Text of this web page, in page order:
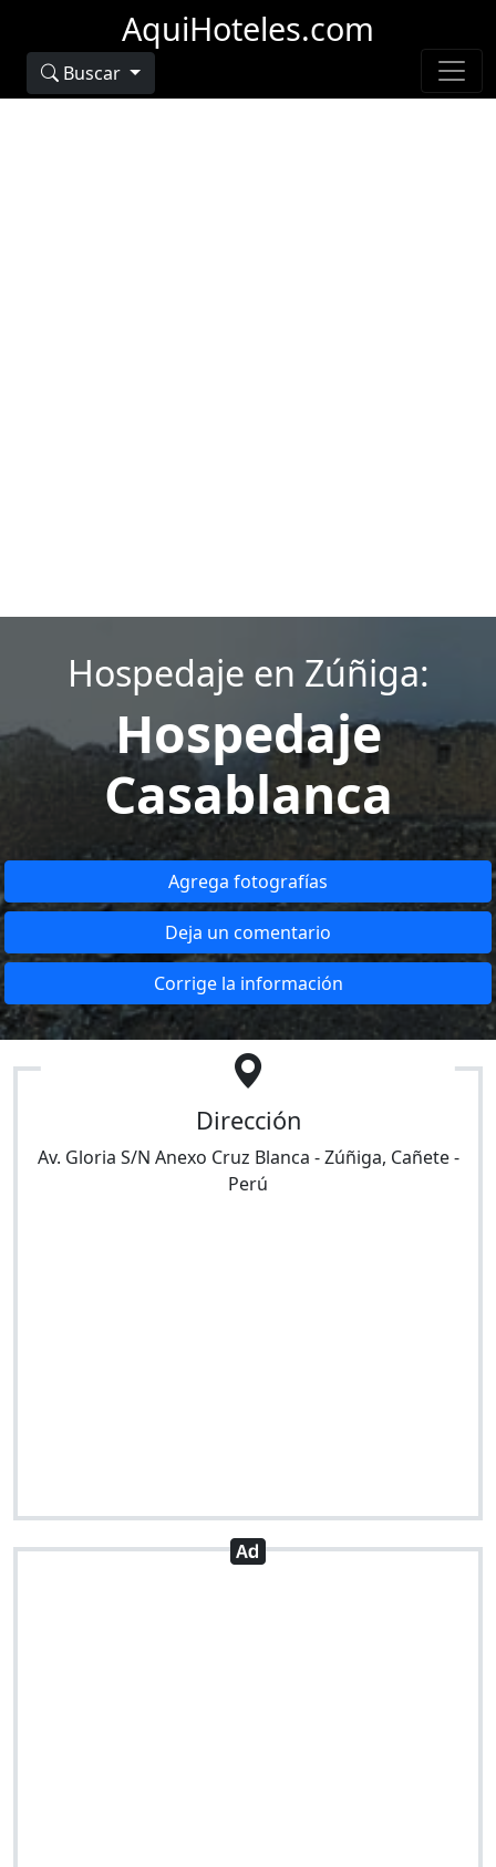
AquiHoteles.com
Buscar
Hospedaje en Zúñiga:
Hospedaje
Casablanca
Agrega fotografías
Deja un comentario
Corrige la información
Dirección
Av. Gloria S/N Anexo Cruz Blanca -Zúñiga, Cañete-
Perú